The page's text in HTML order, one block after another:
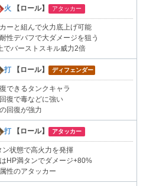
火 【ロール】 アタッカー
ーと組んで火力底上げ可能
性デバフで大ダメージを狙う
でバーストスキル威力2倍
打 【ロール】 ディフェンダー
できるタンクキャラ
復で毒などに強い
回復が強力
打 【ロール】 アタッカー
ン状態で高火力を発揮
はHP満タンでダメージ+80%
性のアタッカー